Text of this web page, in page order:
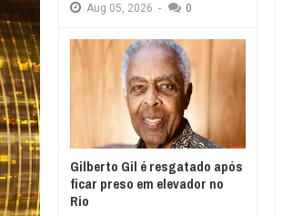
Aug 05, 2026 - 0
Gilberto Gil é resgatado após
ficar preso em elevador no
Rio